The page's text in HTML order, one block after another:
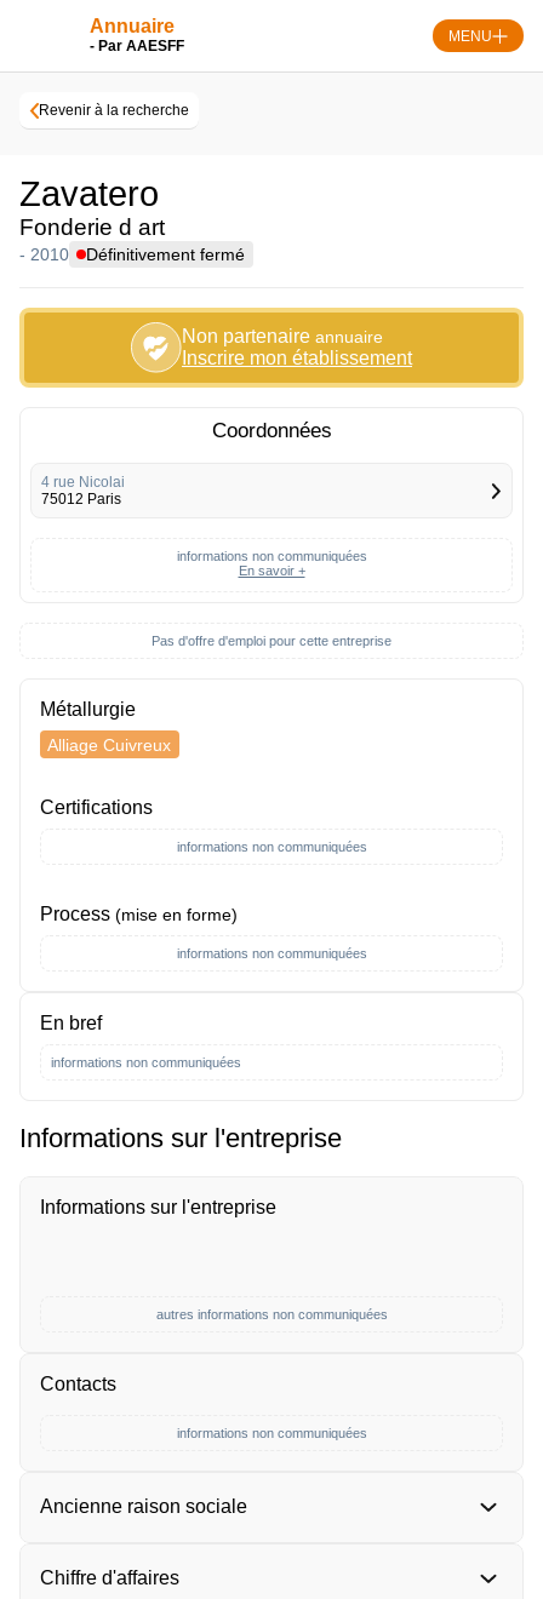
Annuaire
- Par AAESFF
MENU
Revenir à la recherche
Zavatero
Fonderie d art
- 2010 Définitivement fermé
Non partenaire annuaire
Inscrire mon établissement
Pas d'offre d'emploi pour cette entreprise
Coordonnées
4 rue Nicolai
75012 Paris
informations non communiquées
En savoir +
Métallurgie
Alliage Cuivreux
Certifications
informations non communiquées
Process (mise en forme)
informations non communiquées
En bref
informations non communiquées
Informations sur l'entreprise
Informations sur l'entreprise
autres informations non communiquées
Contacts
informations non communiquées
Ancienne raison sociale
Chiffre d'affaires